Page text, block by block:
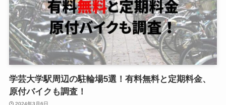
学芸大学駅周辺の駐輪場5選！有料無料と定期料金、
原付バイクも調査！